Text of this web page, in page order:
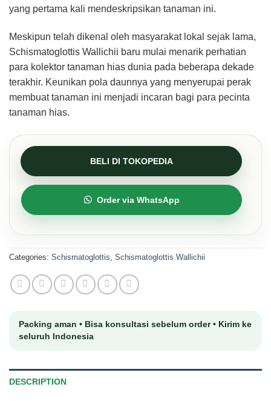
yang pertama kali mendeskripsikan tanaman ini.
Meskipun telah dikenal oleh masyarakat lokal sejak lama,
Schismatoglottis Wallichii baru mulai menarik perhatian
para kolektor tanaman hias dunia pada beberapa dekade
terakhir. Keunikan pola daunnya yang menyerupai perak
membuat tanaman ini menjadi incaran bagi para pecinta
tanaman hias.
BELI DI TOKOPEDIA
Order via WhatsApp
Categories: Schismatoglottis, Schismatoglottis Wallichii
DESCRIPTION